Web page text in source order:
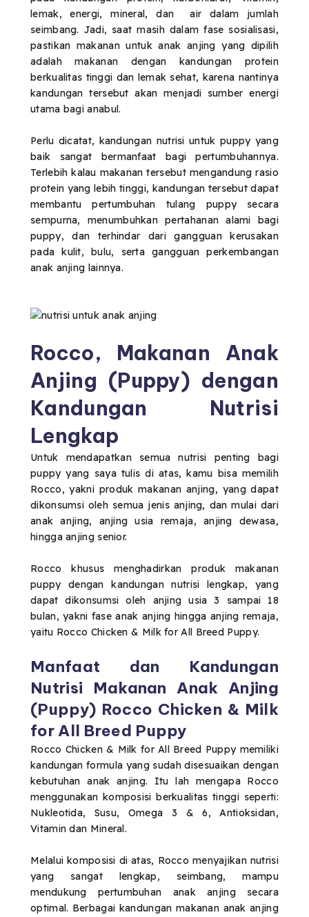
lemak, energi, mineral, dan air dalam jumlah
seimbang. Jadi, saat masih dalam fase sosialisasi,
pastikan makanan untuk anak anjing yang dipilih
adalah makanan dengan kandungan protein
berkualitas tinggi dan lemak sehat, karena nantinya
kandungan tersebut akan menjadi sumber energi
utama bagi anabul.
Perlu dicatat, kandungan nutrisi untuk puppy yang
baik sangat bermanfaat bagi pertumbuhannya.
Terlebih kalau makanan tersebut mengandung rasio
protein yang lebih tinggi, kandungan tersebut dapat
membantu pertumbuhan tulang puppy secara
sempurna, menumbuhkan pertahanan alami bagi
puppy, dan terhindar dari gangguan kerusakan
pada kulit, bulu, serta gangguan perkembangan
anak anjing lainnya.
Rocco, Makanan Anak
Anjing (Puppy) dengan
Kandungan Nutrisi
Lengkap
Untuk mendapatkan semua nutrisi penting bagi
puppy yang saya tulis di atas, kamu bisa memilih
Rocco, yakni produk makanan anjing, yang dapat
dikonsumsi oleh semua jenis anjing, dan mulai dari
anak anjing, anjing usia remaja, anjing dewasa,
hingga anjing senior.
Rocco khusus menghadirkan produk makanan
puppy dengan kandungan nutrisi lengkap, yang
dapat dikonsumsi oleh anjing usia 3 sampai 18
bulan, yakni fase anak anjing hingga anjing remaja,
yaitu Rocco Chicken & Milk for All Breed Puppy.
Manfaat dan Kandungan
Nutrisi Makanan Anak Anjing
(Puppy) Rocco Chicken & Milk
for All Breed Puppy
Rocco Chicken & Milk for All Breed Puppy memiliki
kandungan formula yang sudah disesuaikan dengan
kebutuhan anak anjing. Itu lah mengapa Rocco
menggunakan komposisi berkualitas tinggi seperti:
Nukleotida, Susu, Omega 3 & 6, Antioksidan,
Vitamin dan Mineral.
Melalui komposisi di atas, Rocco menyajikan nutrisi
yang sangat lengkap, seimbang, mampu
mendukung pertumbuhan anak anjing secara
optimal. Berbagai kandungan makanan anak anjing